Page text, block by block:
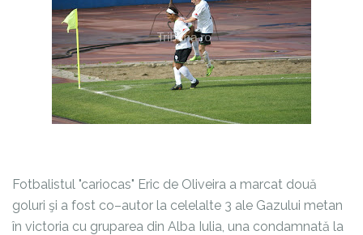
Fotbalistul "cariocas" Eric de Oliveira a marcat două
goluri şi a fost co–autor la celelalte 3 ale Gazului metan
în victoria cu gruparea din Alba Iulia, una condamnată la